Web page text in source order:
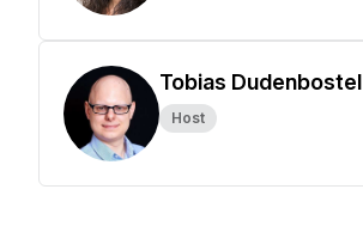
Tobias Dudenbostel
Host